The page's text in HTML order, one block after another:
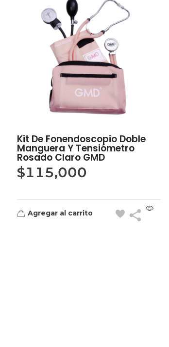
Kit De Fonendoscopio Doble
Manguera Y Tensiómetro
Rosado Claro GMD
$115,000
Agregar al carrito